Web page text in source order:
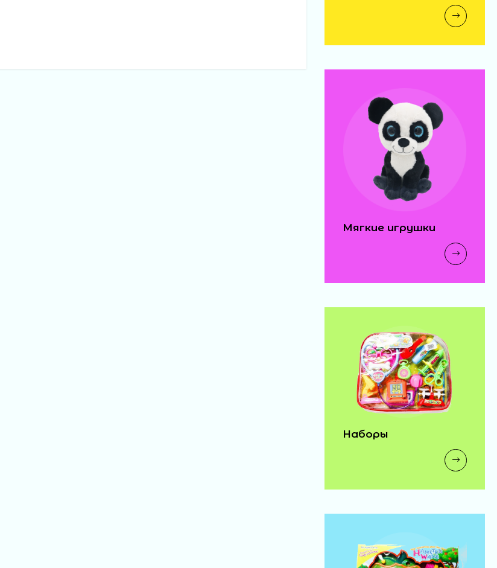
Мягкие игрушки
Наборы